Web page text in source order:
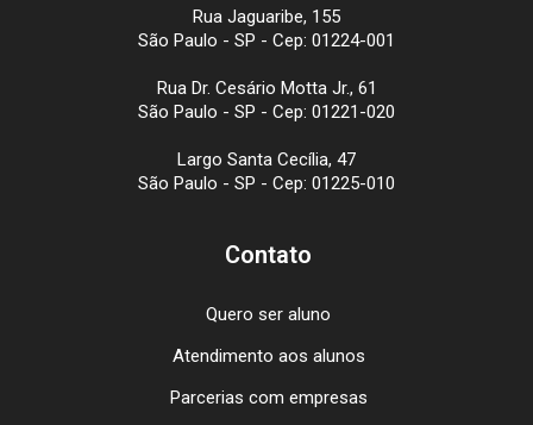
Rua Jaguaribe, 155
São Paulo - SP - Cep: 01224-001
Rua Dr. Cesário Motta Jr., 61
São Paulo - SP - Cep: 01221-020
Largo Santa Cecília, 47
São Paulo - SP - Cep: 01225-010
Contato
Quero ser aluno
Atendimento aos alunos
Parcerias com empresas